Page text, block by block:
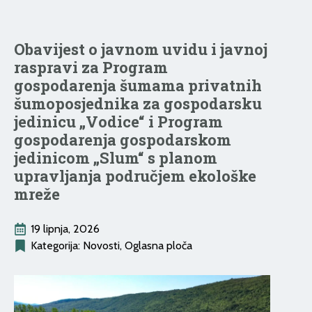
Obavijest o javnom uvidu i javnoj
raspravi za Program
gospodarenja šumama privatnih
šumoposjednika za gospodarsku
jedinicu „Vodice“ i Program
gospodarenja gospodarskom
jedinicom „Slum“ s planom
upravljanja područjem ekološke
mreže
19 lipnja, 2026
Kategorija: Novosti Oglasna ploča